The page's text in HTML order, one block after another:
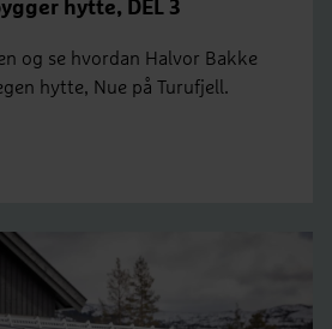
hytte, DEL 3
og se hvordan Halvor Bakke
hytte, Nue på Turufjell.